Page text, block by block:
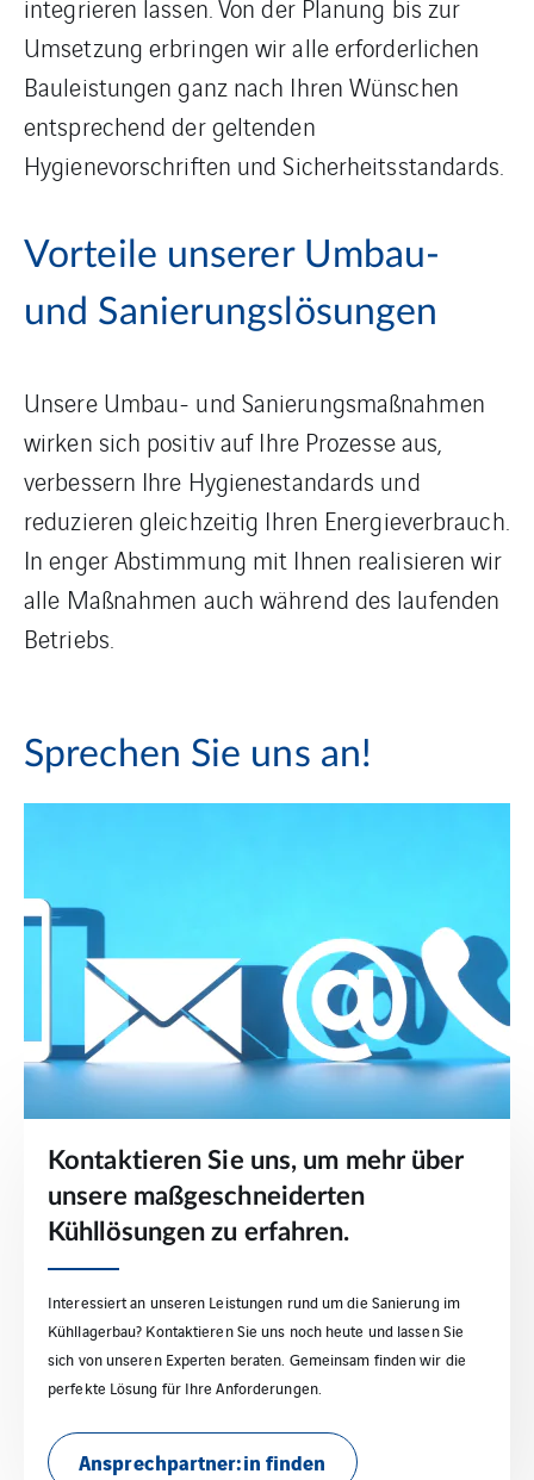
integrieren lassen. Von der Planung bis zur
Umsetzung erbringen wir alle erforderlichen
Bauleistungen ganz nach Ihren Wünschen
entsprechend der geltenden
Hygienevorschriften und Sicherheitsstandards.
Vorteile unserer Umbau-
und Sanierungslösungen
Unsere Umbau- und Sanierungsmaßnahmen
wirken sich positiv auf Ihre Prozesse aus,
verbessern Ihre Hygienestandards und
reduzieren gleichzeitig Ihren Energieverbrauch.
In enger Abstimmung mit Ihnen realisieren wir
alle Maßnahmen auch während des laufenden
Betriebs.
Sprechen Sie uns an!
Kontaktieren Sie uns, um mehr über
unsere maßgeschneiderten
Kühllösungen zu erfahren.
Interessiert an unseren Leistungen rund um die Sanierung im
Kühllagerbau? Kontaktieren Sie uns noch heute und lassen Sie
sich von unseren Experten beraten. Gemeinsam finden wir die
perfekte Lösung für Ihre Anforderungen.
Ansprechpartner:in finden